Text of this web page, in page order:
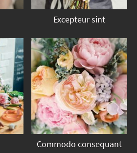
Excepteur sint
Commodo consequant